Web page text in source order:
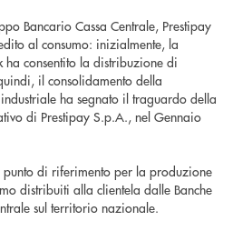
Bancario Cassa Centrale, Prestipay
al consumo: inizialmente, la
ha consentito la distribuzione di
il consolidamento della
ha segnato il traguardo della
di Prestipay S.p.A., nel Gennaio
di riferimento per la produzione
distribuiti alla clientela dalle Banche
sul territorio nazionale.